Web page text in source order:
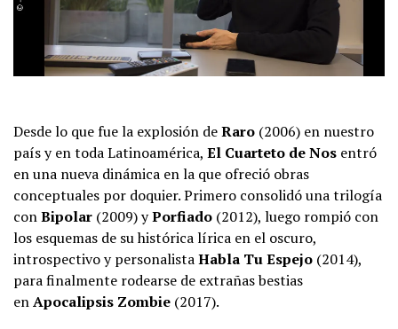
Desde lo que fue la explosión deRaro (2006) en nuestro
país y en toda Latinoamérica, El Cuarteto de Nos entró
en una nueva dinámica en la que ofreció obras
conceptuales por doquier. Primero consolidó una trilogía
conBipolar (2009) yPorfiado (2012), luego rompió con
los esquemas de su histórica lírica en el oscuro,
introspectivo y personalistaHabla Tu Espejo (2014),
para finalmente rodearse de extrañas bestias
enApocalipsis Zombie (2017).